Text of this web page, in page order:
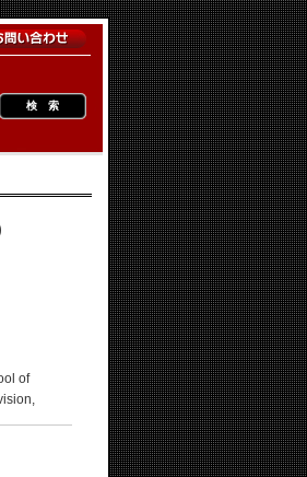
of